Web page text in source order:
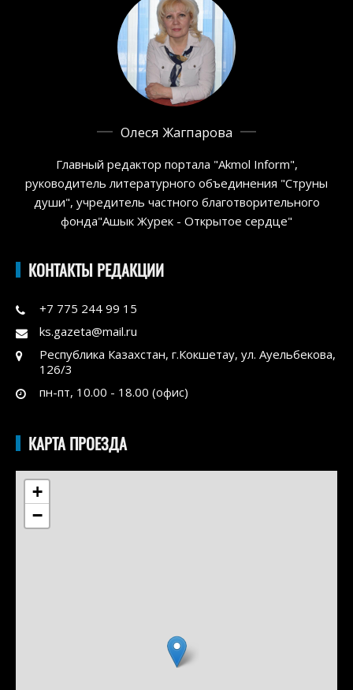
Олеся Жагпарова
Главный редактор портала "Akmol Inform",
руководитель литературного объединения "Струны
души", учредитель частного благотворительного
фонда"Ашык Журек - Открытое сердце"
КОНТАКТЫ РЕДАКЦИИ
+7 775 244 99 15
ks.gazeta@mail.ru
Республика Казахстан, г.Кокшетау, ул. Ауельбекова,
126/3
пн-пт, 10.00 - 18.00 (офис)
КАРТА ПРОЕЗДА
+
−